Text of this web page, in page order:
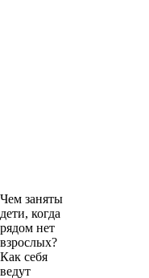
Чем заняты
дети, когда
рядом нет
взрослых?
Как себя
ведут